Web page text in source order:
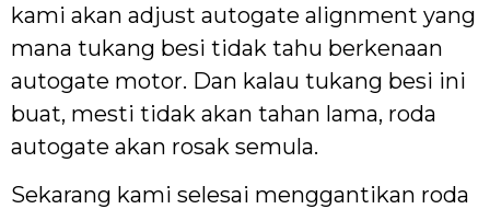
kami akan adjust autogate alignment yang
mana tukang besi tidak tahu berkenaan
autogate motor. Dan kalau tukang besi ini
buat, mesti tidak akan tahan lama, roda
autogate akan rosak semula.
Sekarang kami selesai menggantikan roda